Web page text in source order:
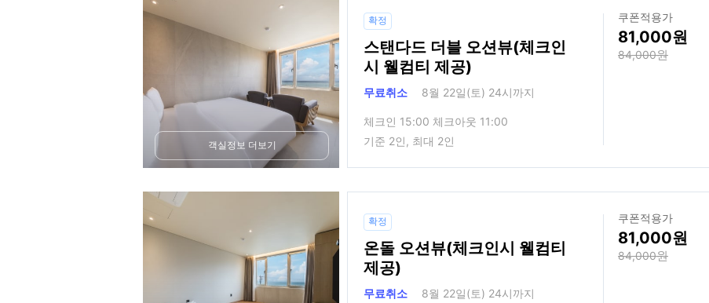
객실정보 더보기
확정
스탠다드 더블 오션뷰(체크인
시 웰컴티 제공)
무료취소 8월 22일(토) 24시까지
체크인 15:00 체크아웃 11:00
기준 2인, 최대 2인
쿠폰적용가
81,000
84,000
확정
온돌 오션뷰(체크인시 웰컴티
제공)
무료취소 8월 22일(토) 24시까지
쿠폰적용가
81,000
84,000